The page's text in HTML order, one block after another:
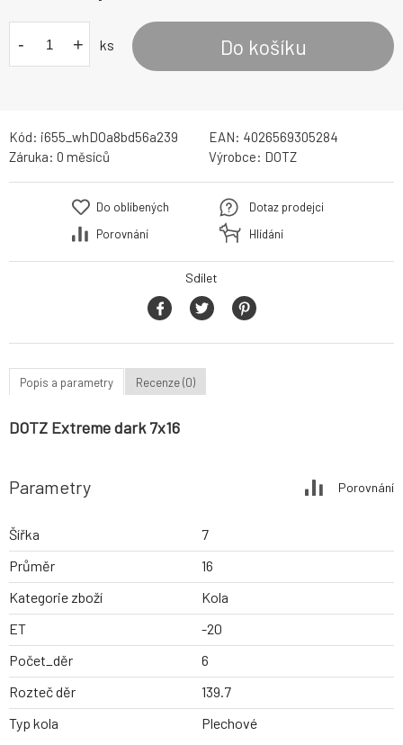
- + ks Do košíku
Kód: i655_whDOa8bd56a239 EAN: 4026569305284
Záruka: 0 měsíců Výrobce: DOTZ
Do oblíbených
Porovnání
Dotaz prodejci
Hlídání
Sdílet
Popis a parametry Recenze (0)
DOTZ Extreme dark 7x16
Parametry Porovnání
Šířka
7
Průměr
16
Kategorie zboží
Kola
ET
-20
Počet_děr
6
Rozteč děr
139.7
Typ kola
Plechové